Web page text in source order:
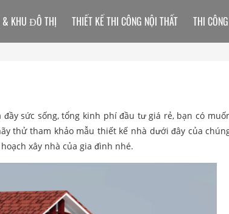
sức sống, tổng kinh phí đầu tư giá rẻ, bạn có
thử tham khảo mẫu thiết kế nhà dưới đây của
xây nhà của gia đình nhé.
& KHU ĐÔ THỊ THIẾT KẾ THI CÔNG NỘI THẤT THI